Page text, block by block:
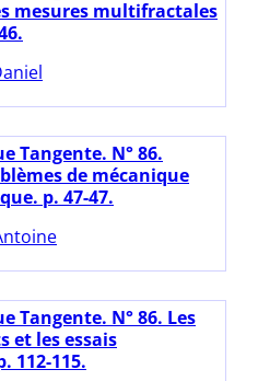
mesures multifractales
Tangente. N° 86.
de mécanique
p. 47-47.
Tangente. N° 86. Les
et les essais
112-115.